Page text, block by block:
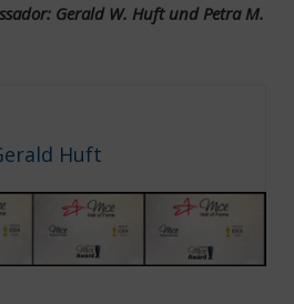
Gerald W. Huft und Petra M.
Huft